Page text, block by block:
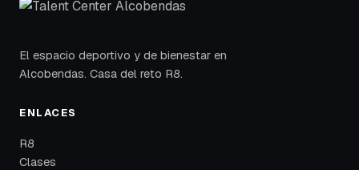
El espacio deportivo y de bienestar en
Alcobendas. Casa del reto R8.
ENLACES
R8
Clases